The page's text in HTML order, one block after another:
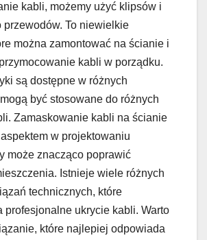
kabli, możemy użyć klipsów i
przewodów. To niewielkie
można zamontować na ścianie i
kabli w porządku.
są dostępne w różnych
być stosowane do różnych
Zamaskowanie kabli na ścianie
w projektowaniu
może znacząco poprawić
Istnieje wiele różnych
technicznych, które
profesjonalne ukrycie kabli. Warto
które najlepiej odpowiada